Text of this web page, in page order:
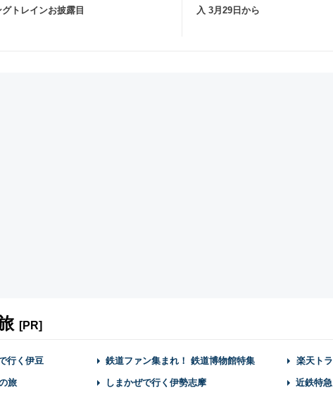
グトレインお披露目
入 3月29日から
[PR]
行く伊豆 鉄道ファン集まれ！ 鉄道博物館特集 楽天ト
旅 しまかぜで行く伊勢志摩 近鉄特急